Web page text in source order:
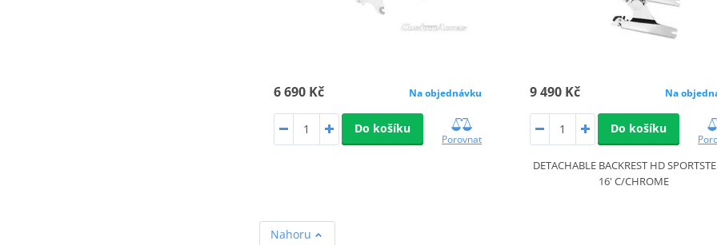
6 690 Kč Na objednávku
Do košíku
Porovnat
9 490 Kč Na
Do košíku
DETACHABLE BACKREST HD
16' C/CHROME
Nahoru